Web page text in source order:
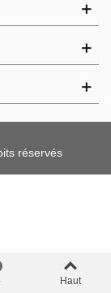
réservés
Haut